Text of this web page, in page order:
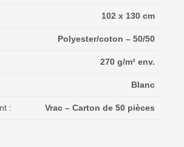
102 x 130 cm
Polyester/coton – 50/50
270 g/m² env.
Blanc
: Vrac – Carton de 50 pièces